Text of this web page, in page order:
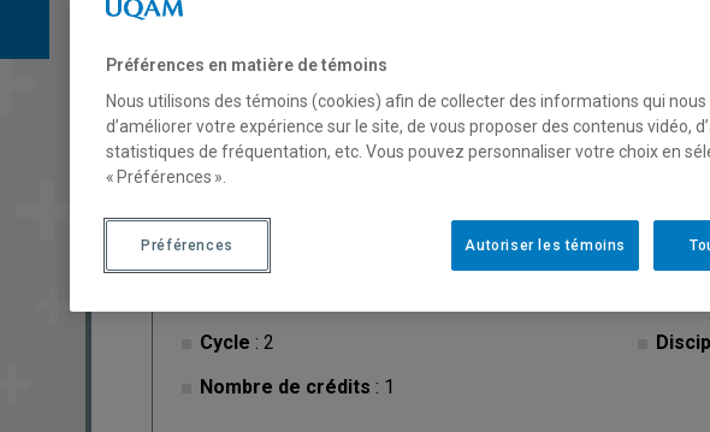
COURS
Éducation
et plein air
Description
Cycle : 2
Nombre de crédits : 1
Préférences en matière de témoins
Nous utilisons des témoins (cookies) afin de collecter des informations qui
d’améliorer votre expérience sur le site, de vous proposer des contenus vidéo,
statistiques de fréquentation, etc. Vous pouvez personnaliser votre choix en
« Préférences ».
Autoriser les témoins
Préférences